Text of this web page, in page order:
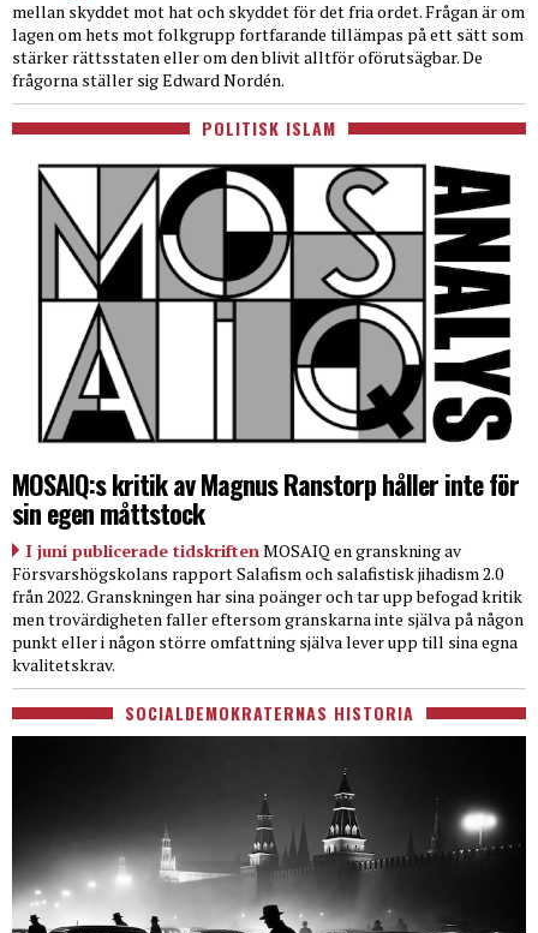
mellan skyddet mot hat och skyddet för det fria ordet. Frågan är om
lagen om hets mot folkgrupp fortfarande tillämpas på ett sätt som
stärker rättsstaten eller om den blivit alltför oförutsägbar. De
frågorna ställer sig Edward Nordén.
POLITISK ISLAM
MOSAIQ:s kritik av Magnus Ranstorp håller inte för
sin egen måttstock
I juni publicerade tidskriftenMOSAIQ en granskning av
Försvarshögskolans rapport Salafism och salafistisk jihadism 2.0
från 2022. Granskningen har sina poänger och tar upp befogad kritik
men trovärdigheten faller eftersom granskarna inte själva på någon
punkt eller i någon större omfattning själva lever upp till sina egna
kvalitetskrav.
SOCIALDEMOKRATERNAS HISTORIA